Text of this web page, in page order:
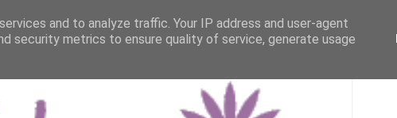
and to analyze traffic. Your IP address and user-agent
security metrics to ensure quality of service, generate usage